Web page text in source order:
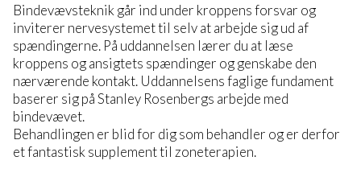
Bindevævsteknik går ind under kroppens forsvar og
inviterer nervesystemet til selv at arbejde sig ud af
spændingerne. På uddannelsen lærer du at læse
kroppens og ansigtets spændinger og genskabe den
nærværende kontakt. Uddannelsens faglige fundament
baserer sig på Stanley Rosenbergs arbejde med
bindevævet.
Behandlingen er blid for dig som behandler og er derfor
et fantastisk supplement til zoneterapien.